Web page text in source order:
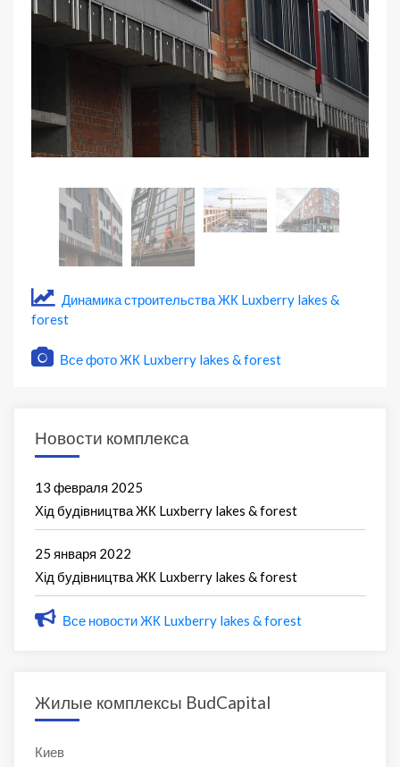
Динамика строительства ЖК Luxberry lakes &
forest
Все фото ЖК Luxberry lakes & forest
Новости комплекса
13 февраля 2025
Хід будівництва ЖК Luxberry lakes & forest
25 января 2022
Хід будівництва ЖК Luxberry lakes & forest
Все новости ЖК Luxberry lakes & forest
Жилые комплексы BudCapital
Киев